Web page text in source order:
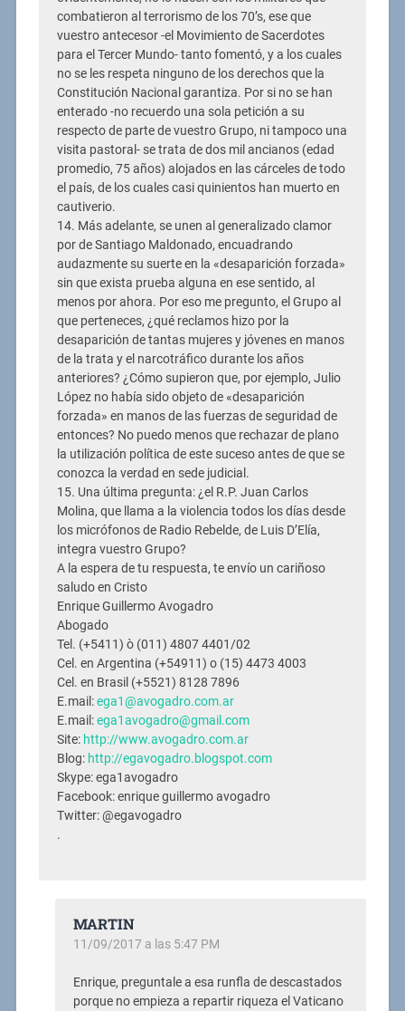
combatieron al terrorismo de los 70’s, ese que
vuestro antecesor -el Movimiento de Sacerdotes
para el Tercer Mundo- tanto fomentó, y a los cuales
no se les respeta ninguno de los derechos que la
Constitución Nacional garantiza. Por si no se han
enterado -no recuerdo una sola petición a su
respecto de parte de vuestro Grupo, ni tampoco una
visita pastoral- se trata de dos mil ancianos (edad
promedio, 75 años) alojados en las cárceles de todo
el país, de los cuales casi quinientos han muerto en
cautiverio.
14. Más adelante, se unen al generalizado clamor
por de Santiago Maldonado, encuadrando
audazmente su suerte en la «desaparición forzada»
sin que exista prueba alguna en ese sentido, al
menos por ahora. Por eso me pregunto, el Grupo al
que perteneces, ¿qué reclamos hizo por la
desaparición de tantas mujeres y jóvenes en manos
de la trata y el narcotráfico durante los años
anteriores? ¿Cómo supieron que, por ejemplo, Julio
López no había sido objeto de «desaparición
forzada» en manos de las fuerzas de seguridad de
entonces? No puedo menos que rechazar de plano
la utilización política de este suceso antes de que se
conozca la verdad en sede judicial.
15. Una última pregunta: ¿el R.P. Juan Carlos
Molina, que llama a la violencia todos los días desde
los micrófonos de Radio Rebelde, de Luis D’Elía,
integra vuestro Grupo?
A la espera de tu respuesta, te envío un cariñoso
saludo en Cristo
Enrique Guillermo Avogadro
Abogado
Tel. (+5411) ò (011) 4807 4401/02
Cel. en Argentina (+54911) o (15) 4473 4003
Cel. en Brasil (+5521) 8128 7896
E.mail:ega1@avogadro.com.ar
E.mail:ega1avogadro@gmail.com
Site: http://www.avogadro.com.ar
Blog: http://egavogadro.blogspot.com
Skype: ega1avogadro
Facebook: enrique guillermo avogadro
Twitter: @egavogadro
.
MARTIN
11/09/2017 a las 5:47 PM
Enrique, preguntale a esa runfla de descastados
porque no empieza a repartir riqueza el Vaticano